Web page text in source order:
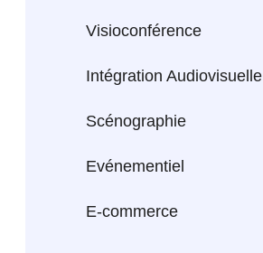
Visioconférence
Intégration Audiovisuelle
Scénographie
Evénementiel
E-commerce